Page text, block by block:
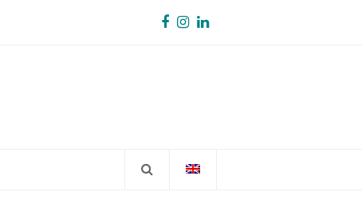
Facebook
Instagram
LinkedIn